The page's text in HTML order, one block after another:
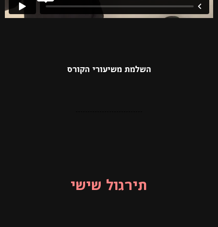
השלמת משיעורי הקורס
תירגול שישי